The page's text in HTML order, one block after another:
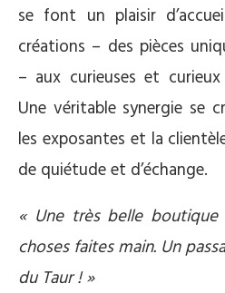
se font un plaisir
créations – des pièces
– aux curieuses et
Une véritable synergie se
les exposantes et la
de quiétude et d’échange.
« Une très belle
choses faites main. Un
du Taur ! »